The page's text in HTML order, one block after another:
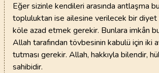
Eğer sizinle kendileri arasında antlaşma
topluluktan ise ailesine verilecek bir diyet
köle azad etmek gerekir. Bunlara imkân
Allah tarafından tövbesinin kabulü için iki
tutması gerekir. Allah, hakkıyla bilendir,
sahibidir.